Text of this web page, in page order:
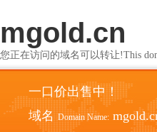
mgold.cn
您正在访问的域名可以转让!This
一口价出售中！
域名 Domain Name: